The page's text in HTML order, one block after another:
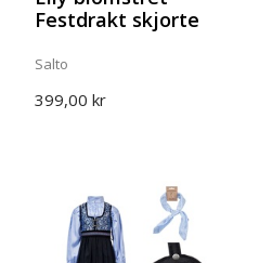
Festdrakt skjorte
Salto
399,00 kr